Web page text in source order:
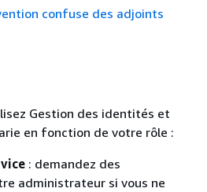
confuse des adjoints
Gestion des identités et
en fonction de votre rôle :
: demandez des
administrateur si vous ne